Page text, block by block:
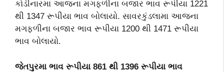
કોડીનારમા આજના મગફળીના બજાર ભાવ રૂપીયા 1221
થી 1347 રૂપીયા ભાવ બોલાયો. સાવરકુંડલામા આજના
મગફળીના બજાર ભાવ રૂપીયા 1200 થી 1471 રૂપીયા
ભાવ બોલાયો.
જેતપુરમા ભાવ રૂપીયા 861 થી 1396 રૂપીયા ભાવ